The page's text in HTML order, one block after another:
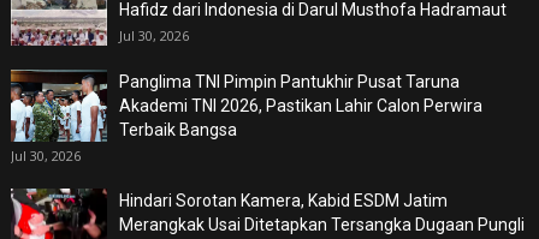
Hafidz dari Indonesia di Darul Musthofa Hadramaut
Jul 30, 2026
Panglima TNI Pimpin Pantukhir Pusat Taruna
Akademi TNI 2026, Pastikan Lahir Calon Perwira
Terbaik Bangsa
Jul 30, 2026
Hindari Sorotan Kamera, Kabid ESDM Jatim
Merangkak Usai Ditetapkan Tersangka Dugaan Pungli